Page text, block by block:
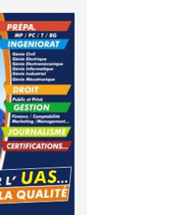
و التكنولوجيا
04-08 كلية العلوم
الترشح
03-08 مناظرة
التقني السامي
03-08 جامعة
الوثائق
03-08 تسجيل طلبة
والإجتماعية
12-09
مستوى مؤهل
01-09 سحب
الإلتحاق
السامي سبتمبر 2025
24-06 دليل
العسكرية 2025
17-06 مناظرة
التقني
10-03